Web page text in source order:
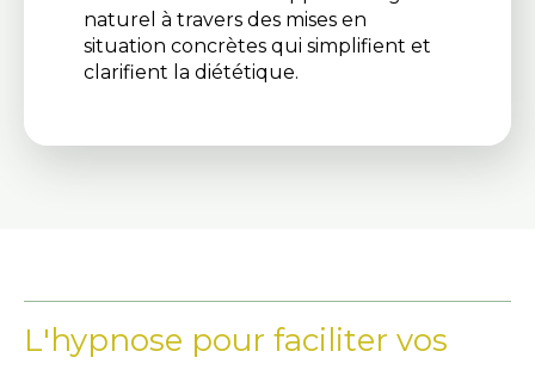
naturel à travers des mises en
situation concrètes qui simplifient et
clarifient la diététique.
L'hypnose pour faciliter vos